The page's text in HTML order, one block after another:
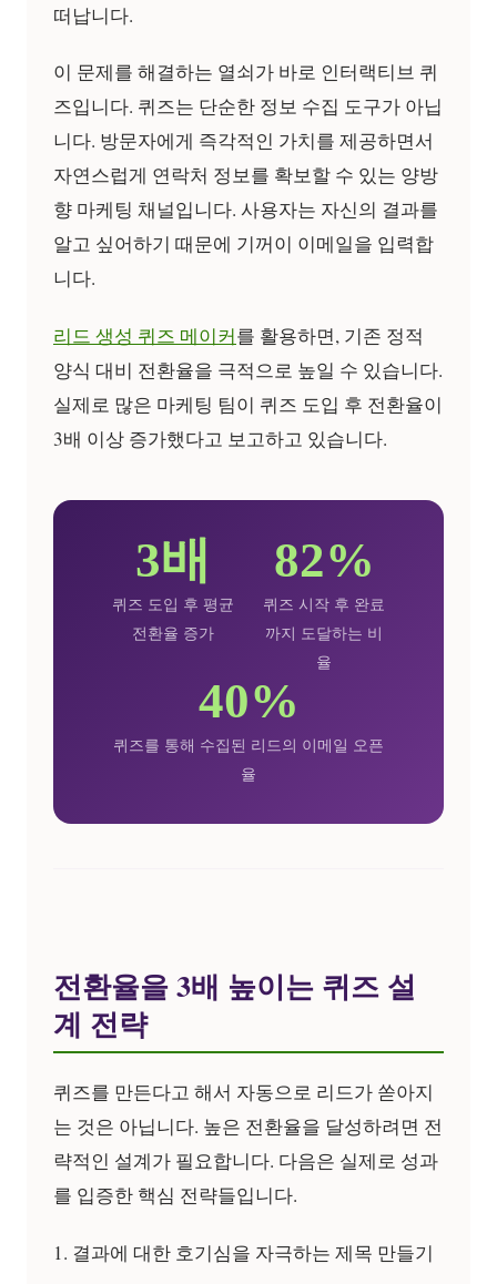
떠납니다.
이 문제를 해결하는 열쇠가 바로 인터랙티브 퀴
즈입니다. 퀴즈는 단순한 정보 수집 도구가 아닙
니다. 방문자에게 즉각적인 가치를 제공하면서
자연스럽게 연락처 정보를 확보할 수 있는 양방
향 마케팅 채널입니다. 사용자는 자신의 결과를
알고 싶어하기 때문에 기꺼이 이메일을 입력합
니다.
리드 생성 퀴즈 메이커를 활용하면, 기존 정적
양식 대비 전환율을 극적으로 높일 수 있습니다.
실제로 많은 마케팅 팀이 퀴즈 도입 후 전환율이
3배 이상 증가했다고 보고하고 있습니다.
3배
퀴즈 도입 후 평균
전환율 증가
82%
퀴즈 시작 후 완료
까지 도달하는 비
율
40%
퀴즈를 통해 수집된 리드의 이메일 오픈
율
전환율을 3배 높이는 퀴즈 설
계 전략
퀴즈를 만든다고 해서 자동으로 리드가 쏟아지
는 것은 아닙니다. 높은 전환율을 달성하려면 전
략적인 설계가 필요합니다. 다음은 실제로 성과
를 입증한 핵심 전략들입니다.
1. 결과에 대한 호기심을 자극하는 제목 만들기